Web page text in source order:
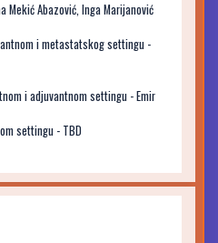
Mekić Abazović, Inga Marijanović
i metastatskog settingu -
i adjuvantnom settingu - Emir
settingu - TBD